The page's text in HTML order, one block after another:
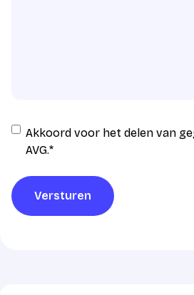
Instemming
AVG
Akkoord voor het delen van
AVG.*
Versturen